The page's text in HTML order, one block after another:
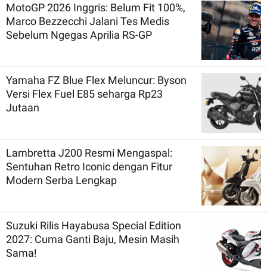
MotoGP 2026 Inggris: Belum Fit 100%,
Marco Bezzecchi Jalani Tes Medis
Sebelum Ngegas Aprilia RS-GP
Yamaha FZ Blue Flex Meluncur: Byson
Versi Flex Fuel E85 seharga Rp23
Jutaan
Lambretta J200 Resmi Mengaspal:
Sentuhan Retro Iconic dengan Fitur
Modern Serba Lengkap
Suzuki Rilis Hayabusa Special Edition
2027: Cuma Ganti Baju, Mesin Masih
Sama!